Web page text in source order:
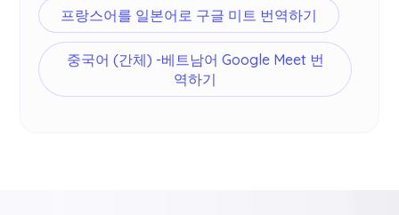
프랑스어를 일본어로 구글 미트 번역하기
중국어 (간체) -베트남어 Google Meet 번
역하기